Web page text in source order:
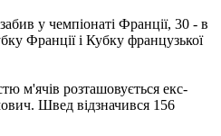
у чемпіонаті Франції, 30 - в
Франції і Кубку французької
м'ячів розташовується екс-
Швед відзначився 156